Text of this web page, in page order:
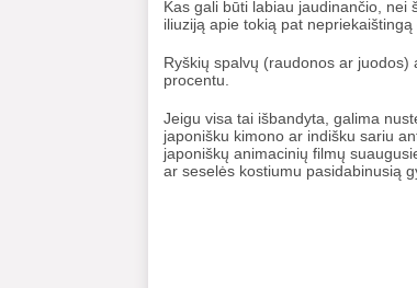
Kas gali būti labiau jaudinančio, nei
iliuziją apie tokią pat
Ryškių spalvų (raudonos ar
procentu.
Jeigu visa tai išbandyta, galima
japonišku kimono ar indišku sariu
japoniškų animacinių filmų
ar seselės kostiumu pasidabinusią